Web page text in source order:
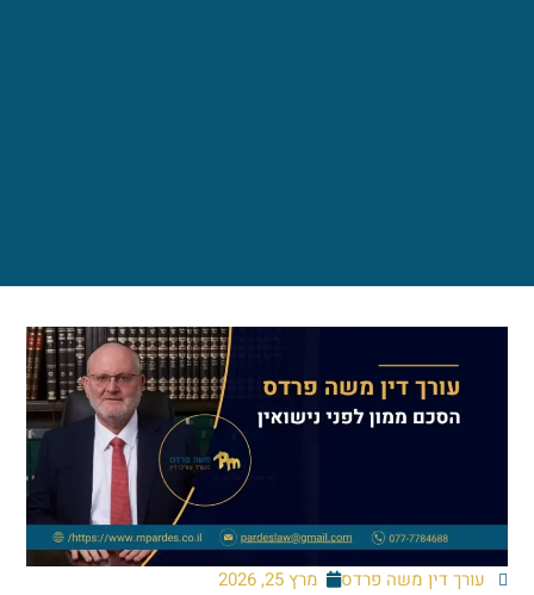
עורך דין משה פרדס מרץ 25, 2026